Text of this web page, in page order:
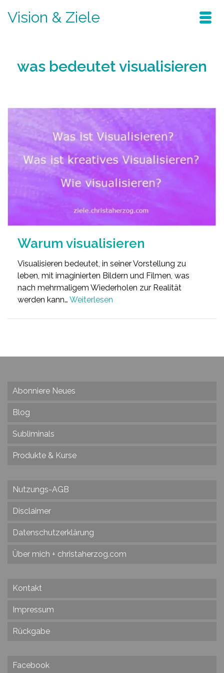
Vision & Ziele
was bedeutet visualisieren
Warum visualisieren
Visualisieren bedeutet, in seiner Vorstellung zu
leben, mit imaginierten Bildern und Filmen, was
nach mehrmaligem Wiederholen zur Realität
werden kann… Weiterlesen
Abonniere Neues
Blog
Subliminals
Produkte & Kurse
Nutzungs-AGB
Disclaimer
Datenschutzerklärung
Über mich + christaherzog.com
Kontakt
Impressum
Rückgabe
Facebook